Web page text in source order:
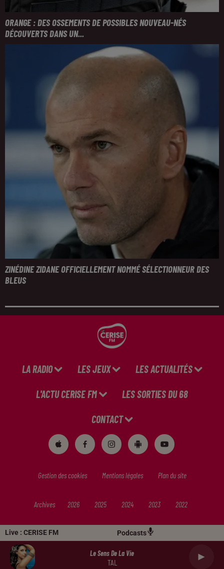
Live : CERISE FM Podcasts
Le Sens De La Vie
TAL
ORANGE : DES OSSEMENTS DE POSSIBLES NOUVEAU-NÉS
DÉCOUVERTS DANS UN...
ZINÉDINE ZIDANE OFFICIELLEMENT NOMMÉ SÉLECTIONNEUR DES
BLEUS
LA RADIO LES JEUX LES ACTUALITÉS
L'ACTU CERISE FM LES SORTIES DU 68
CONTACT
Gestion des cookies Mentions légales Plan du site
Archives 2026 2025 2024 2023 2022